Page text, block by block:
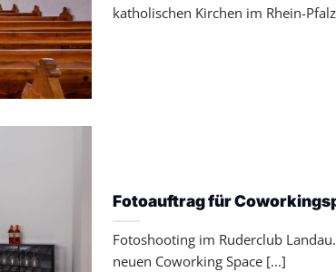
katholischen Kirchen im Rhein-
Fotoauftrag für
Fotoshooting im Ruderclub
neuen Coworking Space [...]